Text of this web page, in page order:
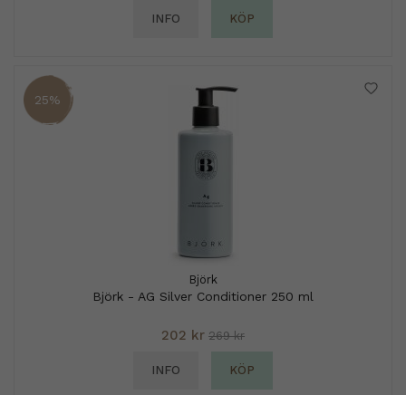
INFO KÖP
25%
Björk
Björk - AG Silver Conditioner 250 ml
202 kr 269 kr
INFO KÖP